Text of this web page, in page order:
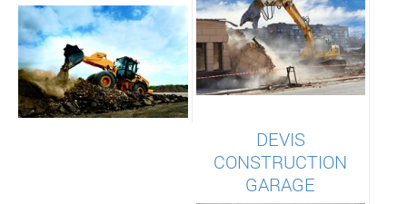
DEVIS
CONSTRUCTION
GARAGE